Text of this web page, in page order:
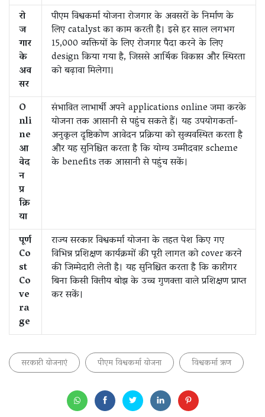
रो
ज
गार
के
अव
सर
पीएम विश्वकर्मा योजना रोजगार के अवसरों के निर्माण के
लिए catalyst का काम करती है। इसे हर साल लगभग
15,000 व्यक्तियों के लिए रोजगार पैदा करने के लिए
design किया गया है, जिससे आर्थिक विकास और स्थिरता
को बढ़ावा मिलेगा।
O
nli
ne
आ
वेद
न
प्र
क्रि
या
संभावित लाभार्थी अपने applications online जमा करके
योजना तक आसानी से पहुंच सकते हैं। यह उपयोगकर्ता-
अनुकूल दृष्टिकोण आवेदन प्रक्रिया को सुव्यवस्थित करता है
और यह सुनिश्चित करता है कि योग्य उम्मीदवार scheme
के benefits तक आसानी से पहुंच सकें।
पूर्ण
Co
st
Co
ve
ra
ge
राज्य सरकार विश्वकर्मा योजना के तहत पेश किए गए
विभिन्न प्रशिक्षण कार्यक्रमों की पूरी लागत को cover करने
की जिम्मेदारी लेती है। यह सुनिश्चित करता है कि कारीगर
बिना किसी वित्तीय बोझ के उच्च गुणवत्ता वाले प्रशिक्षण प्राप्त
कर सकें।
सरकारी योजनाएं पीएम विश्वकर्मा योजना विश्वकर्मा ऋण